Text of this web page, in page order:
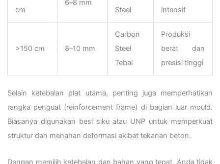
cm
6–8 mm
Steel
intensif
>150 cm 8–10 mm
Carbon
Steel
Tebal
Produksi
berat dan
presisi tinggi
Selain ketebalan plat utama, penting juga memperhatikan
rangka penguat (reinforcement frame) di bagian luar mould.
Biasanya digunakan besi siku atau UNP untuk memperkuat
struktur dan menahan deformasi akibat tekanan beton.
Dengan memilih ketebalan dan bahan yang tepat, Anda tidak